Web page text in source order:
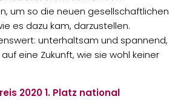
um so die neuen gesellschaftlichen
es dazu kam, darzustellen.
unterhaltsam und spannend,
eine Zukunft, wie sie wohl keiner
2020 1. Platz national